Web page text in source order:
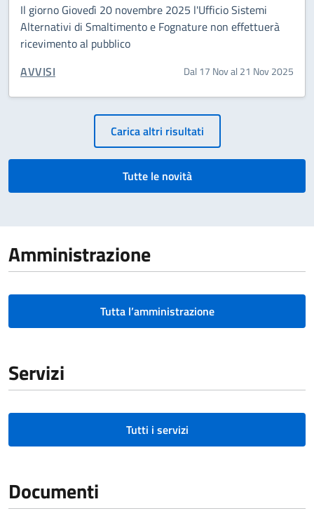
Il giorno Giovedì 20 novembre 2025 l'Ufficio Sistemi
Alternativi di Smaltimento e Fognature non effettuerà
ricevimento al pubblico
CATEGORIA CORRELATA:
AVVISI Dal 17 Nov al 21 Nov 2025
Paginazione Carica altri risultati
Tutte le novità
Amministrazione
Tutta l’amministrazione
Servizi
Tutti i servizi
Documenti